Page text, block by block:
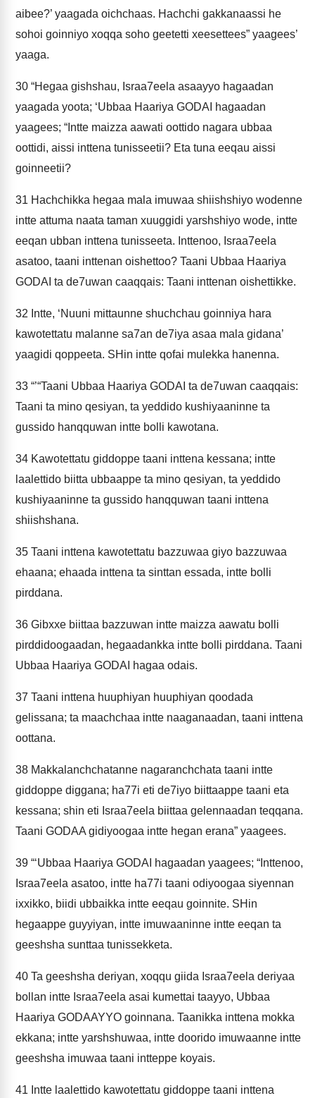
aibee?’ yaagada oichchaas. Hachchi gakkanaassi he
sohoi goinniyo xoqqa soho geetetti xeesettees” yaagees’
yaaga.
30 “Hegaa gishshau, Israa7eela asaayyo hagaadan
yaagada yoota; ‘Ubbaa Haariya GODAI hagaadan
yaagees; “Intte maizza aawati oottido nagara ubbaa
oottidi, aissi inttena tunisseetii? Eta tuna eeqau aissi
goinneetii?
31 Hachchikka hegaa mala imuwaa shiishshiyo wodenne
intte attuma naata taman xuuggidi yarshshiyo wode, intte
eeqan ubban inttena tunisseeta. Inttenoo, Israa7eela
asatoo, taani inttenan oishettoo? Taani Ubbaa Haariya
GODAI ta de7uwan caaqqais: Taani inttenan oishettikke.
32 Intte, ‘Nuuni mittaunne shuchchau goinniya hara
kawotettatu malanne sa7an de7iya asaa mala gidana’
yaagidi qoppeeta. SHin intte qofai mulekka hanenna.
33 “’“Taani Ubbaa Haariya GODAI ta de7uwan caaqqais:
Taani ta mino qesiyan, ta yeddido kushiyaaninne ta
gussido hanqquwan intte bolli kawotana.
34 Kawotettatu giddoppe taani inttena kessana; intte
laalettido biitta ubbaappe ta mino qesiyan, ta yeddido
kushiyaaninne ta gussido hanqquwan taani inttena
shiishshana.
35 Taani inttena kawotettatu bazzuwaa giyo bazzuwaa
ehaana; ehaada inttena ta sinttan essada, intte bolli
pirddana.
36 Gibxxe biittaa bazzuwan intte maizza aawatu bolli
pirddidoogaadan, hegaadankka intte bolli pirddana. Taani
Ubbaa Haariya GODAI hagaa odais.
37 Taani inttena huuphiyan huuphiyan qoodada
gelissana; ta maachchaa intte naaganaadan, taani inttena
oottana.
38 Makkalanchchatanne nagaranchchata taani intte
giddoppe diggana; ha77i eti de7iyo biittaappe taani eta
kessana; shin eti Israa7eela biittaa gelennaadan teqqana.
Taani GODAA gidiyoogaa intte hegan erana” yaagees.
39 “‘Ubbaa Haariya GODAI hagaadan yaagees; “Inttenoo,
Israa7eela asatoo, intte ha77i taani odiyoogaa siyennan
ixxikko, biidi ubbaikka intte eeqau goinnite. SHin
hegaappe guyyiyan, intte imuwaaninne intte eeqan ta
geeshsha sunttaa tunissekketa.
40 Ta geeshsha deriyan, xoqqu giida Israa7eela deriyaa
bollan intte Israa7eela asai kumettai taayyo, Ubbaa
Haariya GODAAYYO goinnana. Taanikka inttena mokka
ekkana; intte yarshshuwaa, intte doorido imuwaanne intte
geeshsha imuwaa taani intteppe koyais.
41 Intte laalettido kawotettatu giddoppe taani inttena